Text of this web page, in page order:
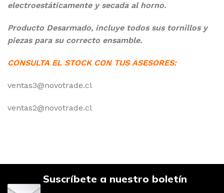
electroestáticamente y secada al horno.
Producto Desarmado, incluye todos sus tornillos y
piezas para su correcto ensamble.
CONSULTA EL STOCK CON TUS ASESORES:
ventas3@novotrade.cl
ventas2@novotrade.cl
Suscríbete a nuestro boletín